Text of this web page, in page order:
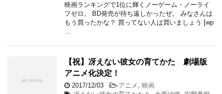
映画ランキングで1位に輝くノーゲーム・ノーライ
フゼロ。 BD発売が待ち遠しかったぜ。 みなさんは
もう買ったかな？ 買ってない人は買いましょう [wp
【祝】冴えない彼女の育てかた 劇場版
アニメ化決定！
2017/12/03 -アニメ
映画